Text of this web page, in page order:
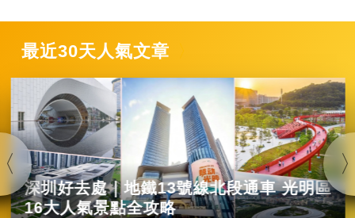
最近30天人氣文章
深圳好去處｜地鐵13號線北段通車 光明區
16大人氣景點全攻略